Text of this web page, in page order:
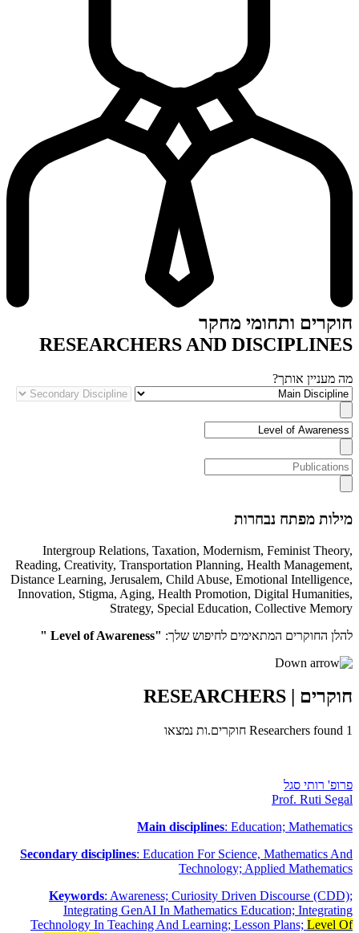
חוקרים ותחומי מחקר
RESEARCHERS AND DISCIPLINES
מה מעניין אותך?
מילות מפתח נבחרות
Intergroup Relations, Taxation, Modernism, Feminist Theory,
Reading, Creativity, Transportation Planning, Health Management,
Distance Learning, Jerusalem, Child Abuse, Emotional Intelligence,
Innovation, Stigma, Aging, Health Promotion, Digital Humanities,
Strategy, Special Education, Collective Memory
להלן החוקרים המתאימים לחיפוש שלך: "Level of Awareness "
חוקרים
Researchers found 1 חוקרים.ות נמצאו
פרופ' רותי סגל
Prof. Ruti Segal
Main disciplines: Education; Mathematics
Secondary disciplines: Education For Science, Mathematics And
Technology; Applied Mathematics
Keywords: Awareness; Curiosity Driven Discourse (CDD);
Integrating GenAI In Mathematics Education; Integrating
Technology In Teaching And Learning; Lesson Plans; Level Of